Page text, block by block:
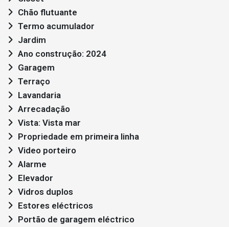
Chão flutuante
Termo acumulador
Jardim
Ano construção: 2024
Garagem
Terraço
Lavandaria
Arrecadação
Vista: Vista mar
Propriedade em primeira linha
Video porteiro
Alarme
Elevador
Vidros duplos
Estores eléctricos
Portão de garagem eléctrico